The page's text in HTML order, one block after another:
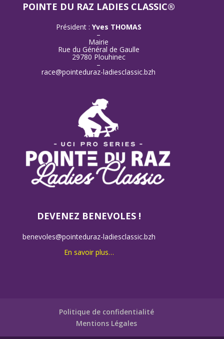
POINTE DU RAZ LADIES CLASSIC®
Président : Yves THOMAS
–
Mairie
Rue du Général de Gaulle
29780 Plouhinec
–
race@pointeduraz-ladiesclassic.bzh
DEVENEZ BENEVOLES !
benevoles@pointeduraz-ladiesclassic.bzh
En savoir plus…
Politique de confidentialité
Mentions Légales